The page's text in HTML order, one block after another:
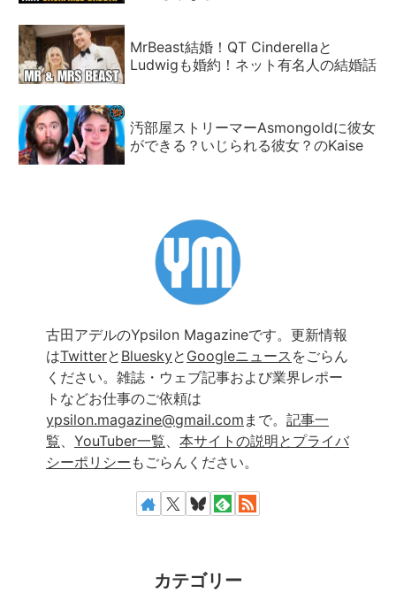
MrBeast結婚！QT Cinderellaと
Ludwigも婚約！ネット有名人の結婚話
汚部屋ストリーマーAsmongoldに彼女
ができる？いじられる彼女？のKaise
古田アデルのYpsilon Magazineです。更新情報
はTwitterと Blueskyと Googleニュース をごらん
ください。雑誌・ウェブ記事および業界レポー
トなどお仕事のご依頼は
ypsilon.magazine@gmail.com まで。 記事一
覧、 YouTuber一覧、 本サイトの説明とプライバ
シーポリシー もごらんください。
カテゴリー